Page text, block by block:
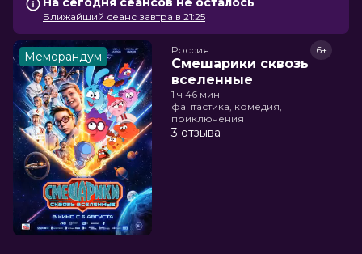
Ближайший сеанс завтра в 21:25
Меморандум Россия
Смешарики сквозь
вселенные
6+
1 ч 46 мин
фантастика, комедия,
приключения
3 отзыва